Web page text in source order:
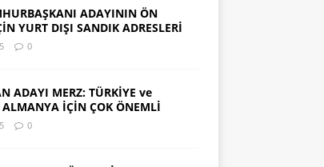
ADAYININ ÖN
YURT DIŞI SANDIK ADRESLERİ
0
ADAYI MERZ: TÜRKİYE ve
ALMANYA İÇİN ÇOK ÖNEMLİ
0